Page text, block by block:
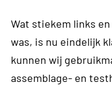
Wat stiekem links
was, is nu eindelijk
kunnen wij
assemblage- en